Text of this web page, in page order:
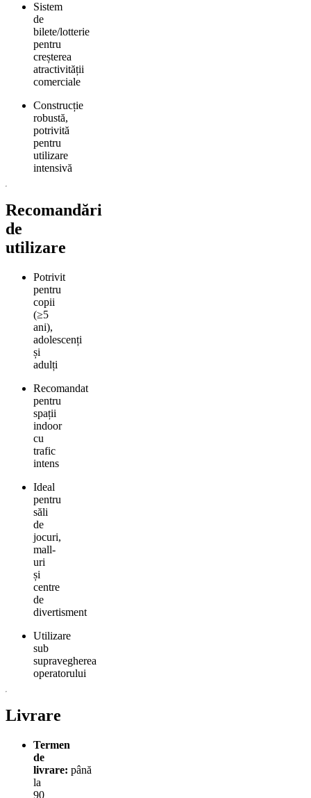
Sistem
de
bilete/lotterie
pentru
creșterea
atractivității
comerciale
Construcție
robustă,
potrivită
pentru
utilizare
intensivă
Recomandări
de
utilizare
Potrivit
pentru
copii
(≥5
ani),
adolescenți
și
adulți
Recomandat
pentru
spații
indoor
cu
trafic
intens
Ideal
pentru
săli
de
jocuri,
mall-
uri
și
centre
de
divertisment
Utilizare
sub
supravegherea
operatorului
Livrare
Termen
de
livrare: până
la
90